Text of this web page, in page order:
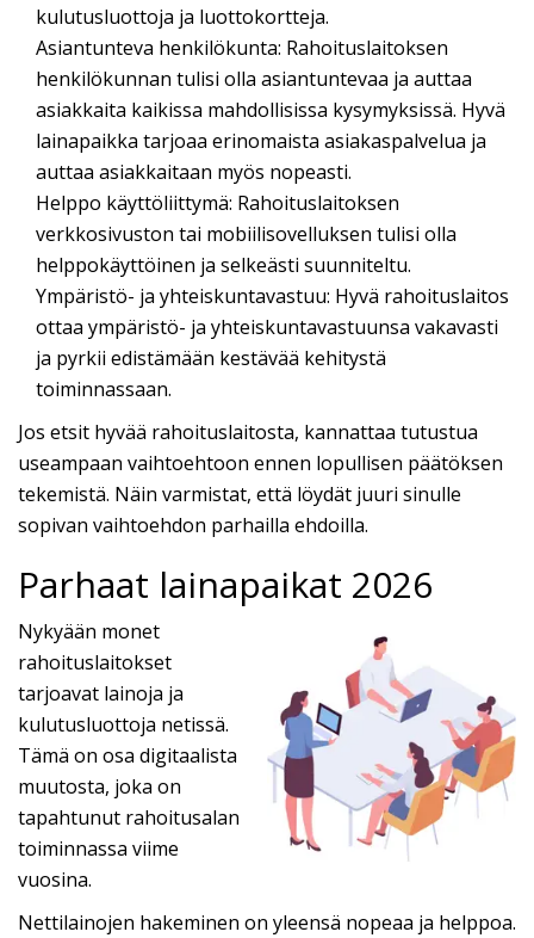
kulutusluottoja ja luottokortteja.
Asiantunteva henkilökunta: Rahoituslaitoksen
henkilökunnan tulisi olla asiantuntevaa ja auttaa
asiakkaita kaikissa mahdollisissa kysymyksissä. Hyvä
lainapaikka tarjoaa erinomaista asiakaspalvelua ja
auttaa asiakkaitaan myös nopeasti.
Helppo käyttöliittymä: Rahoituslaitoksen
verkkosivuston tai mobiilisovelluksen tulisi olla
helppokäyttöinen ja selkeästi suunniteltu.
Ympäristö- ja yhteiskuntavastuu: Hyvä rahoituslaitos
ottaa ympäristö- ja yhteiskuntavastuunsa vakavasti
ja pyrkii edistämään kestävää kehitystä
toiminnassaan.
Jos etsit hyvää rahoituslaitosta, kannattaa tutustua
useampaan vaihtoehtoon ennen lopullisen päätöksen
tekemistä. Näin varmistat, että löydät juuri sinulle
sopivan vaihtoehdon parhailla ehdoilla.
Parhaat lainapaikat 2026
Nykyään monet
rahoituslaitokset
tarjoavat lainoja ja
kulutusluottoja netissä.
Tämä on osa digitaalista
muutosta, joka on
tapahtunut rahoitusalan
toiminnassa viime
vuosina.
Nettilainojen hakeminen on yleensä nopeaa ja helppoa.